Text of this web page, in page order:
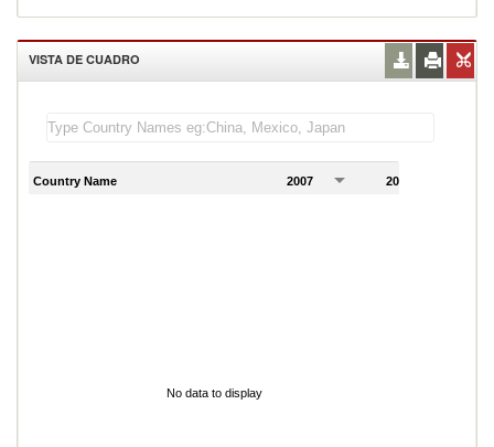
VISTA DE CUADRO
Country Name 2007 2008
No data to display